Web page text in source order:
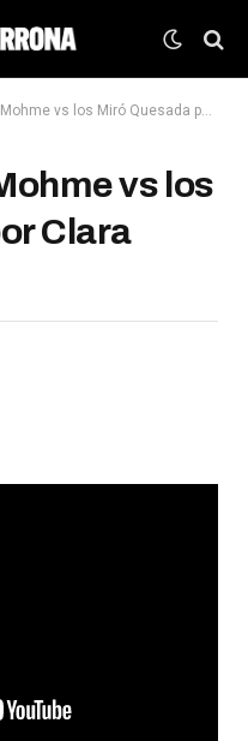
vs los Miró Quesada por Clara Elvira Ospina
vs los
Clara